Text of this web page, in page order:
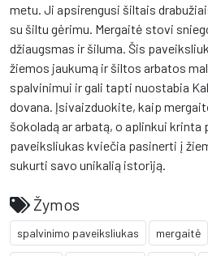
metu. Ji apsirengusi šiltais
su šiltu gėrimu. Mergaitė stovi
džiaugsmas ir šiluma. Šis
žiemos jaukumą ir šiltos arbatos
spalvinimui ir gali tapti nuostabia
dovana. Įsivaizduokite, kaip
šokoladą ar arbatą, o aplinkui krinta
paveiksliukas kviečia pasinerti į
sukurti savo unikalią istoriją.
Žymos
spalvinimo paveiksliukas mergaitė